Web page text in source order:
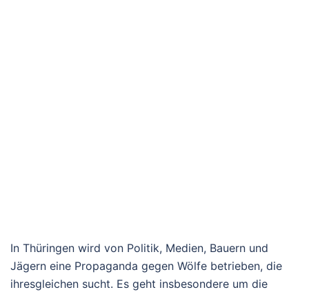
In Thüringen wird von Politik, Medien, Bauern und
Jägern eine Propaganda gegen Wölfe betrieben, die
ihresgleichen sucht. Es geht insbesondere um die